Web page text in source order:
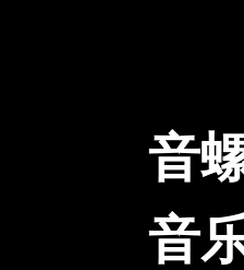
音
音